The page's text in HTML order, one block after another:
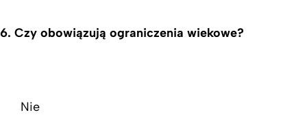
6. Czy obowiązują ograniczenia wiekowe?
Nie